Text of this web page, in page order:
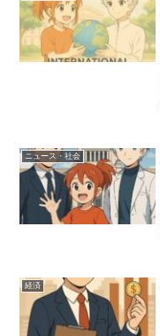
ニュース・社会
経済